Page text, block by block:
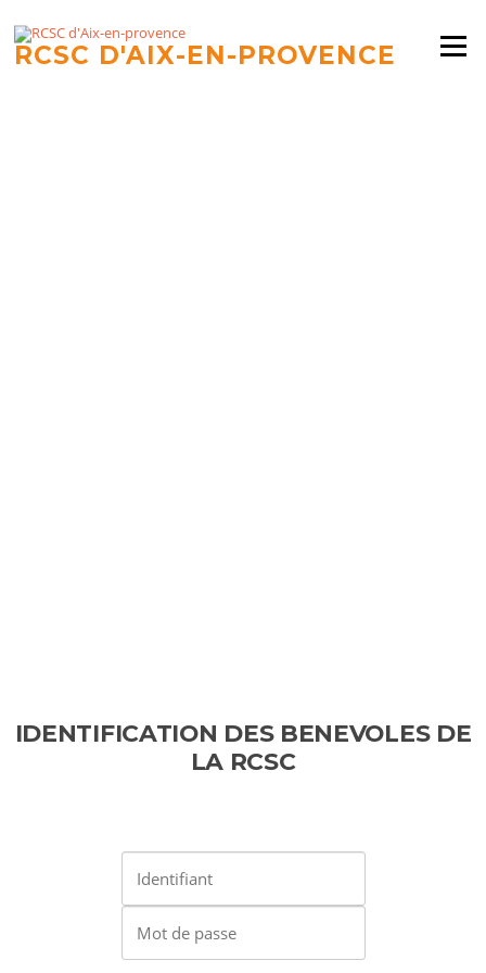
contenu
RCSC D'AIX-EN-PROVENCE Menu
IDENTIFICATION DES BENEVOLES DE
LA RCSC